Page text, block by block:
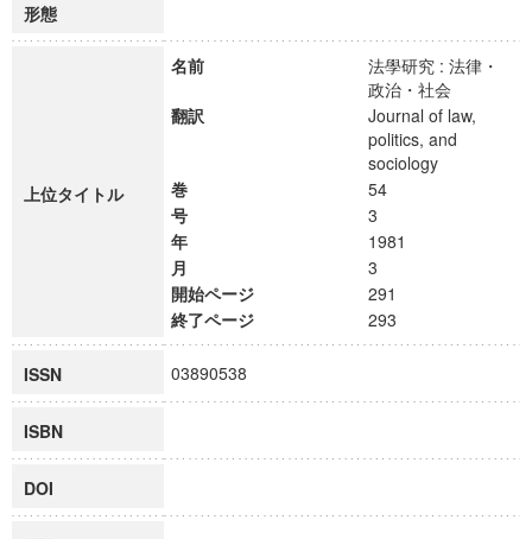
形態
上位タイトル
名前
法學研究 : 法律・
政治・社会
翻訳
Journal of law,
politics, and
sociology
巻
54
号
3
年
1981
月
3
開始ページ
291
終了ページ
293
ISSN 03890538
ISBN
DOI